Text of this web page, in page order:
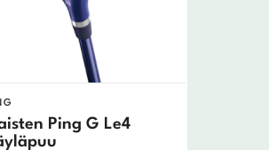
Ping G Le4